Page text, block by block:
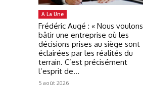
A La Une
Frédéric Augé : « Nous voulons
bâtir une entreprise où les
décisions prises au siège sont
éclairées par les réalités du
terrain. C’est précisément
l’esprit de...
5 août 2026